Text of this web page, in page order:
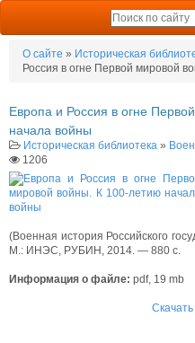
О сайте » Историческая
Россия в огне Первой мировой
Европа и Россия в огне
начала войны
Историческая библиотека »
1206
(Военная история Российского
М.: ИНЭС, РУБИН, 2014. — 880 с.
Информация о файле: pdf, 19 mb